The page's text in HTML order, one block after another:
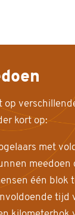
op
kort op:
met
meedoen
één blok
tijd